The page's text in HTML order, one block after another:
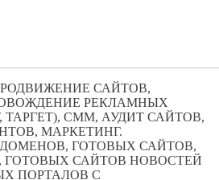
САЙТОВ,
РЕКЛАМНЫХ
СММ, АУДИТ САЙТОВ,
МАРКЕТИНГ.
ГОТОВЫХ САЙТОВ,
САЙТОВ НОВОСТЕЙ
ПОРТАЛОВ С